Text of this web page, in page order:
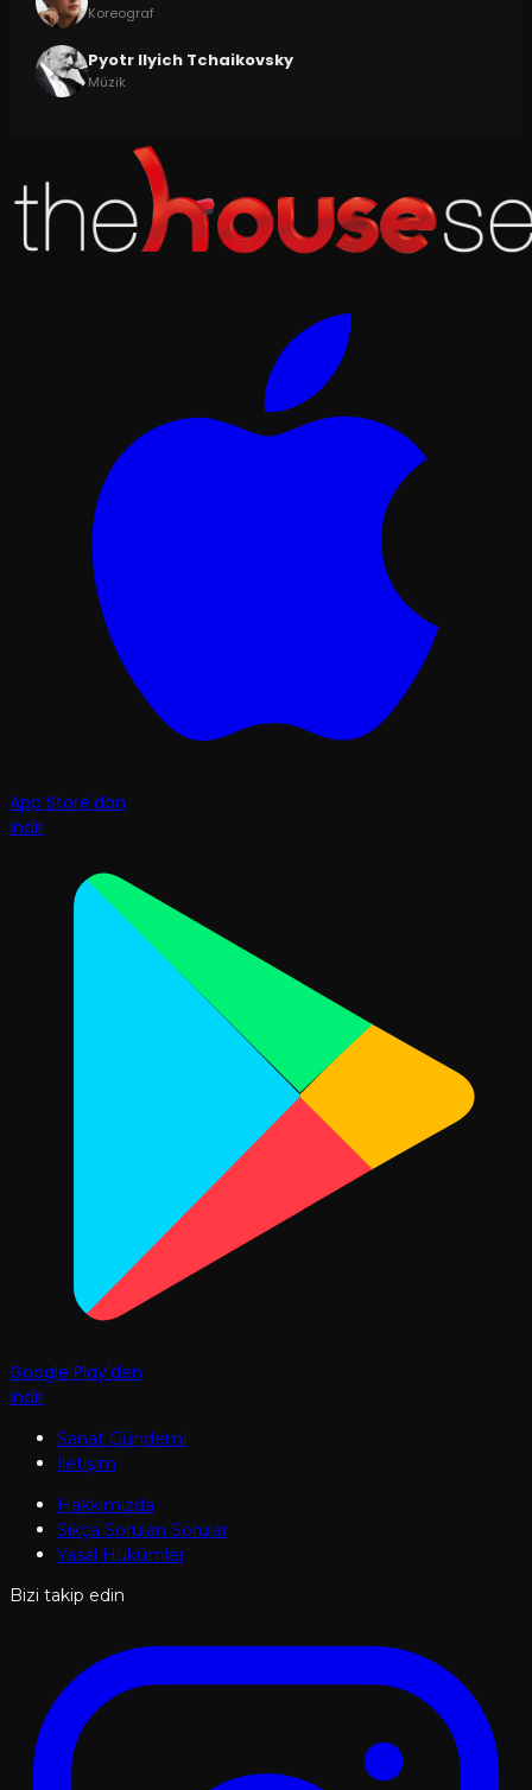
Koreograf
Pyotr Ilyich Tchaikovsky
Müzik
App Store'dan
İndir
Google Play'den
İndir
Sanat Gündemi
İletişim
Hakkımızda
Sıkça Sorulan Sorular
Yasal Hükümler
Bizi takip edin